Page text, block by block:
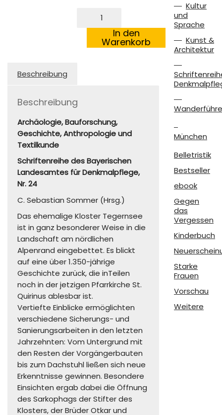
Quirinus
In den
Warenkorb
Beschreibung
Beschreibung
Archäologie, Bauforschung,
Geschichte, Anthropologie und
Textilkunde
Schriftenreihe des Bayerischen
Landesamtes für Denkmalpflege,
Nr. 24
C. Sebastian Sommer (Hrsg.)
Das ehemalige Kloster Tegernsee
ist in ganz besonderer Weise in die
Landschaft am nördlichen
Alpenrand eingebettet. Es blickt
auf eine über 1.350-jährige
Geschichte zurück, die inTeilen
noch in der jetzigen Pfarrkirche St.
Quirinus ablesbar ist.
Vertiefte Einblicke ermöglichten
verschiedene Sicherungs- und
Sanierungsarbeiten in den letzten
Jahrzehnten: Vom Untergrund mit
den Resten der Vorgängerbauten
bis zum Dachstuhl ließen sich neue
Erkenntnisse gewinnen. Besondere
Einsichten ergab dabei die Öffnung
des Sarkophags der Stifter des
Klosters, der Brüder Otkar und
Kultur
und
Sprache
Kunst &
Architektur
München
Belletristik
Bestseller
ebook
Gegen
das
Vergessen
Kinderbuch
Starke
Frauen
Vorschau
Weitere